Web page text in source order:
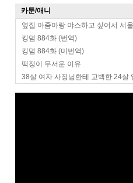
카툰/애니
옆집 아줌마랑 야스하고 싶어서 서
킹덤 884화 (번역)
킹덤 884화 (미번역)
떡정이 무서운 이유
38살 여자 사장님한테 고백한 24살